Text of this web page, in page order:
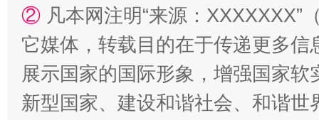
② 凡本网注明“来源：
它媒体，转载目的在于传递更多
展示国家的国际形象，增强国家
新型国家、建设和谐社会、和谐